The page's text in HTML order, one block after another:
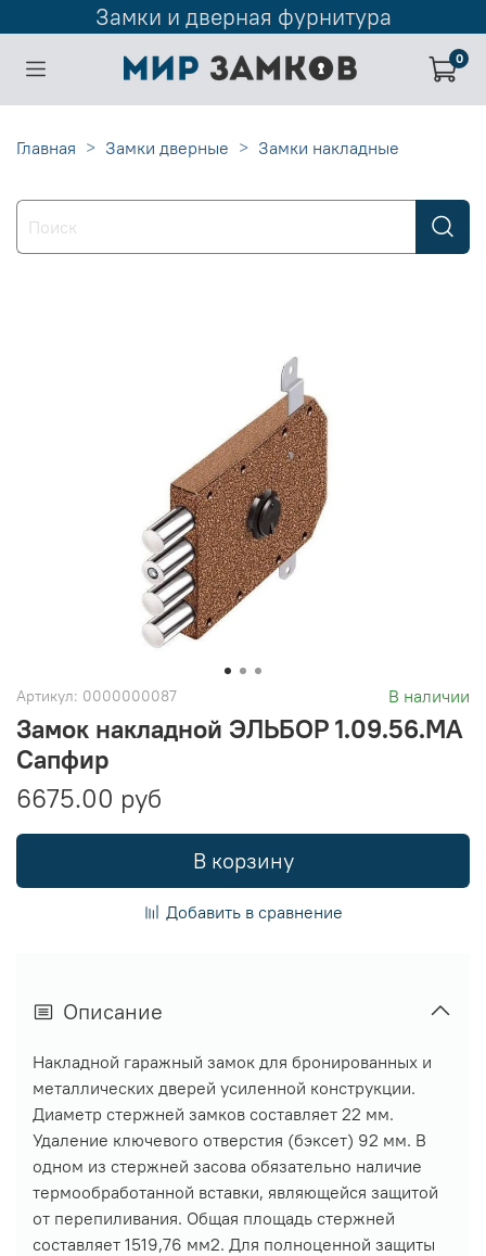
Замки и дверная фурнитура
0
Главная Замки дверные Замки накладные
Артикул: 0000000087 В наличии
Замок накладной ЭЛЬБОР 1.09.56.МА
Сапфир
6675.00 руб
В корзину
Добавить в сравнение
Описание
Накладной гаражный замок для бронированных и
металлических дверей усиленной конструкции.
Диаметр стержней замков составляет 22 мм.
Удаление ключевого отверстия (бэксет) 92 мм. В
одном из стержней засова обязательно наличие
термообработанной вставки, являющейся защитой
от перепиливания. Общая площадь стержней
составляет 1519,76 мм2. Для полноценной защиты